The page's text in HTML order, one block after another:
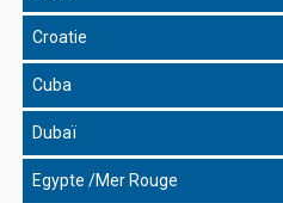
Croatie
Cuba
Dubaï
Egypte /Mer Rouge